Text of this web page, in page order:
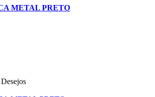
METAL PRETO